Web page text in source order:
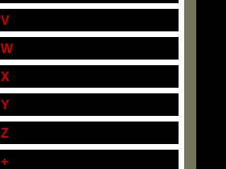
V
W
X
Y
Z
+